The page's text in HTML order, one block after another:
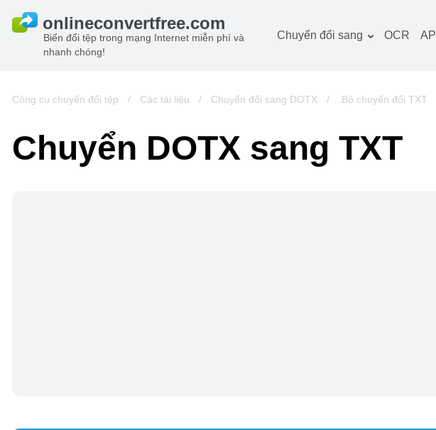
Biến đổi tệp trong mạng Internet miễn phí và
nhanh chóng!
Chuyển đổi sang
Hình ảnh công cụ chuyển
Âm thanh công cụ
chuyển đổi
OCR API
Công cụ chuyển đổi tệp / Các tài liệu / Chuyển đổi sang DOTX / .Bộ chuyển đổi TXT
Chuyển DOTX sang TXT